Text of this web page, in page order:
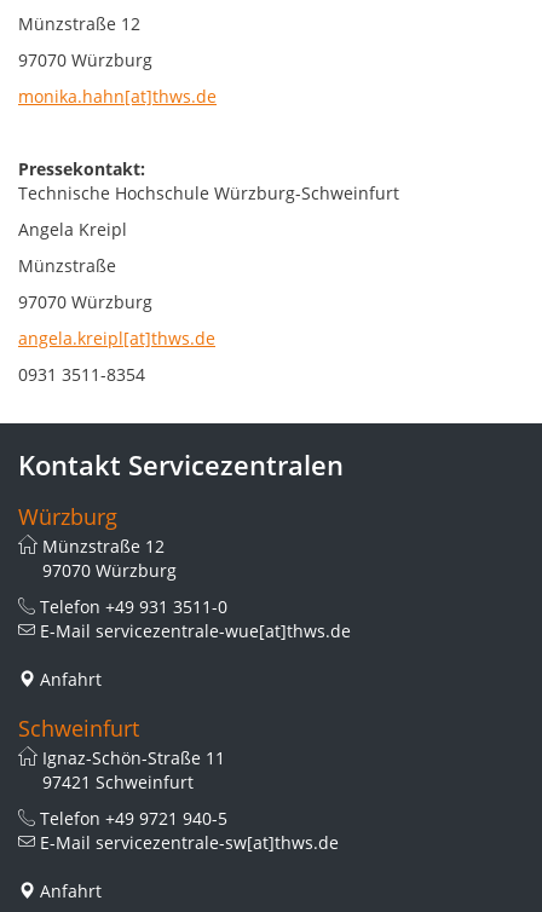
Münzstraße 12
97070 Würzburg
monika.hahn[at]thws.de
Pressekontakt:
Technische Hochschule Würzburg-Schweinfurt
Angela Kreipl
Münzstraße
97070 Würzburg
angela.kreipl[at]thws.de
0931 3511-8354
Kontakt Servicezentralen
Würzburg
Münzstraße 12
97070 Würzburg
Telefon +49 931 3511-0
E-Mail servicezentrale-wue[at]thws.de
Anfahrt
Schweinfurt
Ignaz-Schön-Straße 11
97421 Schweinfurt
Telefon +49 9721 940-5
E-Mail servicezentrale-sw[at]thws.de
Anfahrt